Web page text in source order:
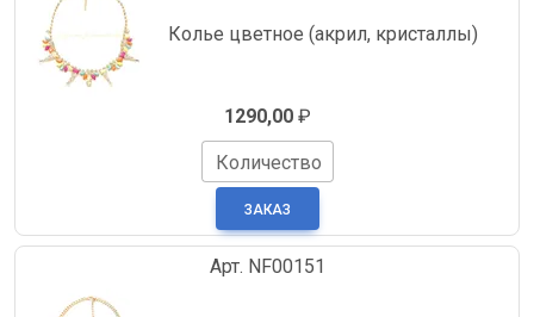
Колье цветное (акрил, кристаллы)
1290,00₽
Количество
Арт. NF00151